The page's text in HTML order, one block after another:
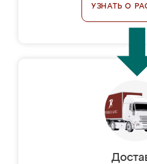
УЗНАТЬ О